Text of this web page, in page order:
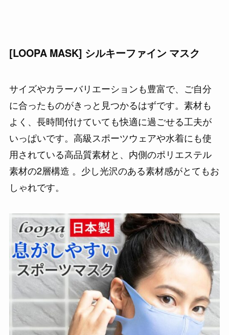
[LOOPA MASK] シルキーファイン マスク
サイズやカラーバリエーションも豊富で、ご自分
に合ったものがきっと見つかるはずです。素材も
よく、長時間付けていても快適に過ごせる工夫が
いっぱいです。高級スポーツウェアや水着にも使
用されている高品質素材と、内側のポリエステル
素材の2層構造 。少し光沢のある素材感がとてもお
しゃれです。